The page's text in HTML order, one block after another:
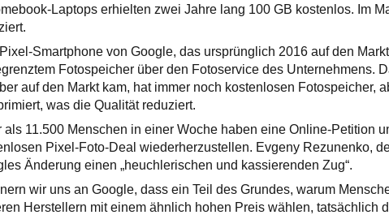
Laptops erhielten zwei Jahre lang 100 GB kostenlos. Im
Smartphone von Google, das ursprünglich 2016 auf den
Fotospeicher über den Fotoservice des Unternehmens.
auf den Markt kam, hat immer noch kostenlosen Fotospeicher,
was die Qualität reduziert.
als 11.500 Menschen in einer Woche haben eine Online-Petition
Pixel-Foto-Deal wiederherzustellen. Evgeny Rezunenko,
Änderung einen „heuchlerischen und kassierenden Zug“.
wir uns an Google, dass ein Teil des Grundes, warum
Herstellern mit einem ähnlich hohen Preis wählen, tatsächlich